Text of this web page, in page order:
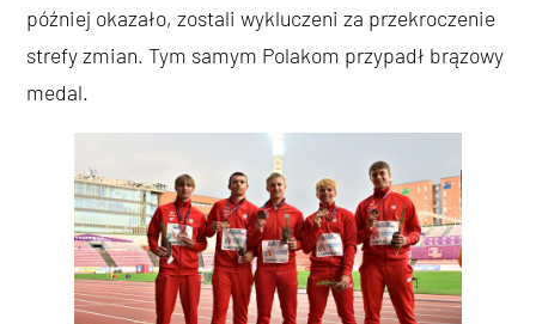
później okazało, zostali wykluczeni za przekroczenie
strefy zmian. Tym samym Polakom przypadł brązowy
medal.